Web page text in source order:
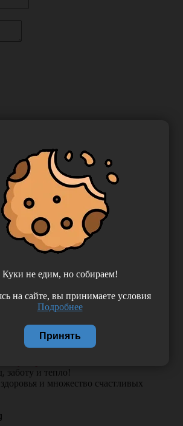
ВНИМАНИЕ!!!
АВГУСТА В ФИЛИАЛЕ Г.
БУДЕТ ДЕЙСТВОВАТЬ
НАЛИЧНЫЕ И ТЕРМИНАЛ.
ОНЛАЙН НА НАШЕМ
РАСЧЕТНЫЙ СЧЕТ.
заботу и тепло!
и множество счастливых
Куки не едим, но собираем!
на сайте, вы принимаете условия
Подробнее
Принять